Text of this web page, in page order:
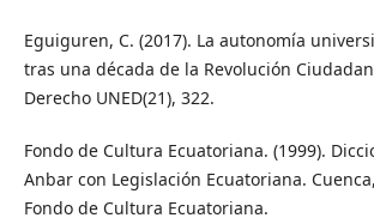
Eguiguren, C. (2017). La autonomía
tras una década de la Revolución
Derecho UNED(21), 322.
Fondo de Cultura Ecuatoriana. (1999).
Anbar con Legislación Ecuatoriana.
Fondo de Cultura Ecuatoriana.